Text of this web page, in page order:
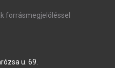
forrásmegjelöléssel
u. 69.